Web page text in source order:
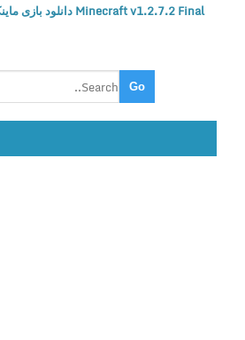
Minecraft v1.2.7.2 Final دانلود بازی ماینکرفت پاکت + مود برای اندروید